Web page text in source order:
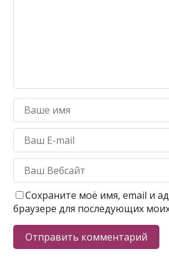
Сохраните моё имя, email и
браузере для последующих